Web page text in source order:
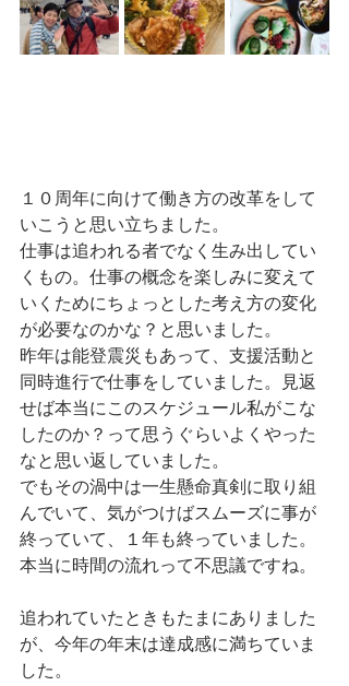
１０周年に向けて働き方の改革をして
いこうと思い立ちました。
仕事は追われる者でなく生み出してい
くもの。仕事の概念を楽しみに変えて
いくためにちょっとした考え方の変化
が必要なのかな？と思いました。
昨年は能登震災もあって、支援活動と
同時進行で仕事をしていました。見返
せば本当にこのスケジュール私がこな
したのか？って思うぐらいよくやった
なと思い返していました。
でもその渦中は一生懸命真剣に取り組
んでいて、気がつけばスムーズに事が
終っていて、１年も終っていました。
本当に時間の流れって不思議ですね。
追われていたときもたまにありました
が、今年の年末は達成感に満ちていま
した。